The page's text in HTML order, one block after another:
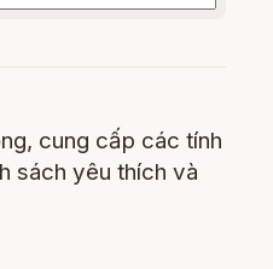
cung cấp các tính
sách yêu thích và